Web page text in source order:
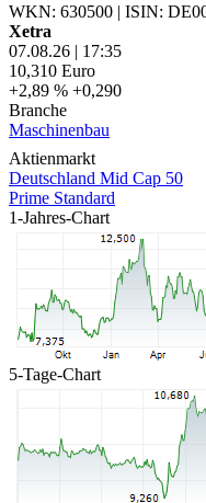
WKN: 630500 | ISIN:
Xetra
07.08.26 | 17:35
10,310 Euro
+2,89 % +0,290
Branche
Maschinenbau
Aktienmarkt
Deutschland Mid Cap 50
Prime Standard
1-Jahres-Chart
5-Tage-Chart